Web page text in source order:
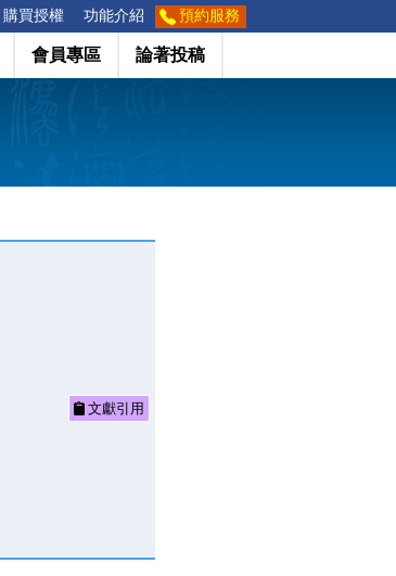
購買授權 功能介紹 預約服務
會員專區 論著投稿
文獻引用